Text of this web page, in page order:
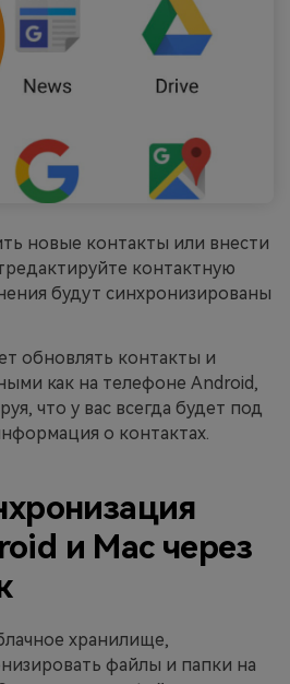
новые контакты или внести
контактную
будут синхронизированы
обновлять контакты и
как на телефоне Android,
что у вас всегда будет под
о контактах.
и Mac через
хранилище,
файлы и папки на